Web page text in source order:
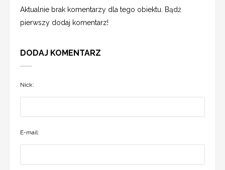
Aktualnie brak komentarzy dla tego obiektu. Bądź
pierwszy dodaj komentarz!
DODAJ KOMENTARZ
Nick:
E-mail: